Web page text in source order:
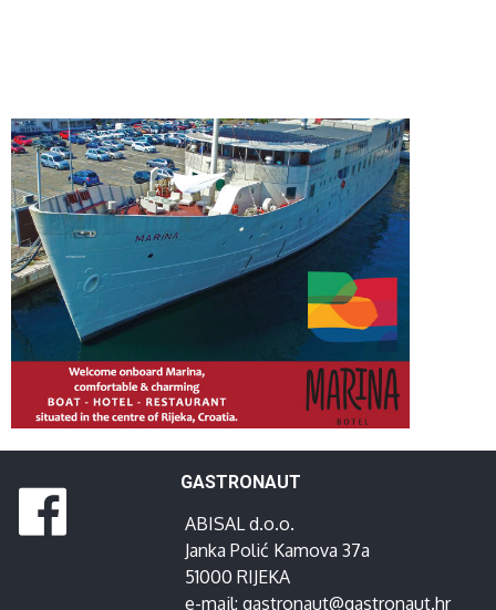
GASTRONAUT
ABISAL d.o.o.
Janka Polić Kamova 37a
51000 RIJEKA
e-mail: gastronaut@gastronaut.hr